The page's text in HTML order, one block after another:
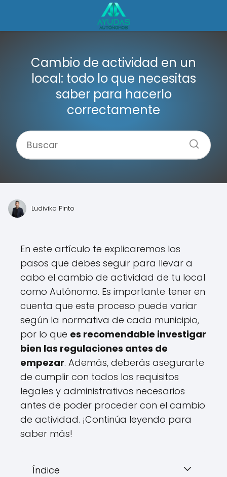
Cambio de actividad en un
local: todo lo que necesitas
saber para hacerlo
correctamente
Ludiviko Pinto
En este artículo te explicaremos los
pasos que debes seguir para llevar a
cabo el cambio de actividad de tu local
como Autónomo. Es importante tener en
cuenta que este proceso puede variar
según la normativa de cada municipio,
por lo que es recomendable investigar
bien las regulaciones antes de
empezar. Además, deberás asegurarte
de cumplir con todos los requisitos
legales y administrativos necesarios
antes de poder proceder con el cambio
de actividad. ¡Continúa leyendo para
saber más!
Índice